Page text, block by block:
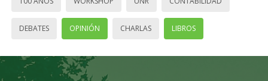
DEBATES OPINIÓN CHARLAS LIBROS